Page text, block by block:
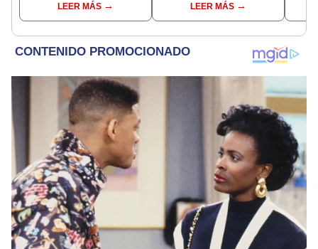
veranos más fríos de la
historia: sigue bajo
LEER MÁS
sobre Bolivia.
LEER MÁS